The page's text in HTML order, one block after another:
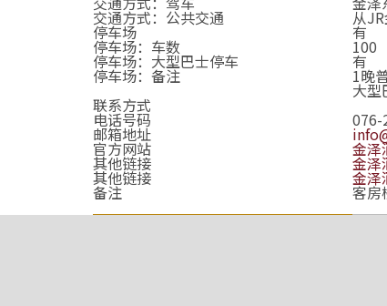
交通方式：公共交通 从
停车场 有
停车场：车数 100
停车场：大型巴士停车 有
停车场：备注 1晚
大型
联系方式
电话号码 076-
邮箱地址
官方网站 金泽
其他链接 金泽
其他链接 金泽
备注 客房